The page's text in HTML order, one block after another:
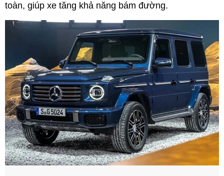
toàn, giúp xe tăng khả năng bám đường.